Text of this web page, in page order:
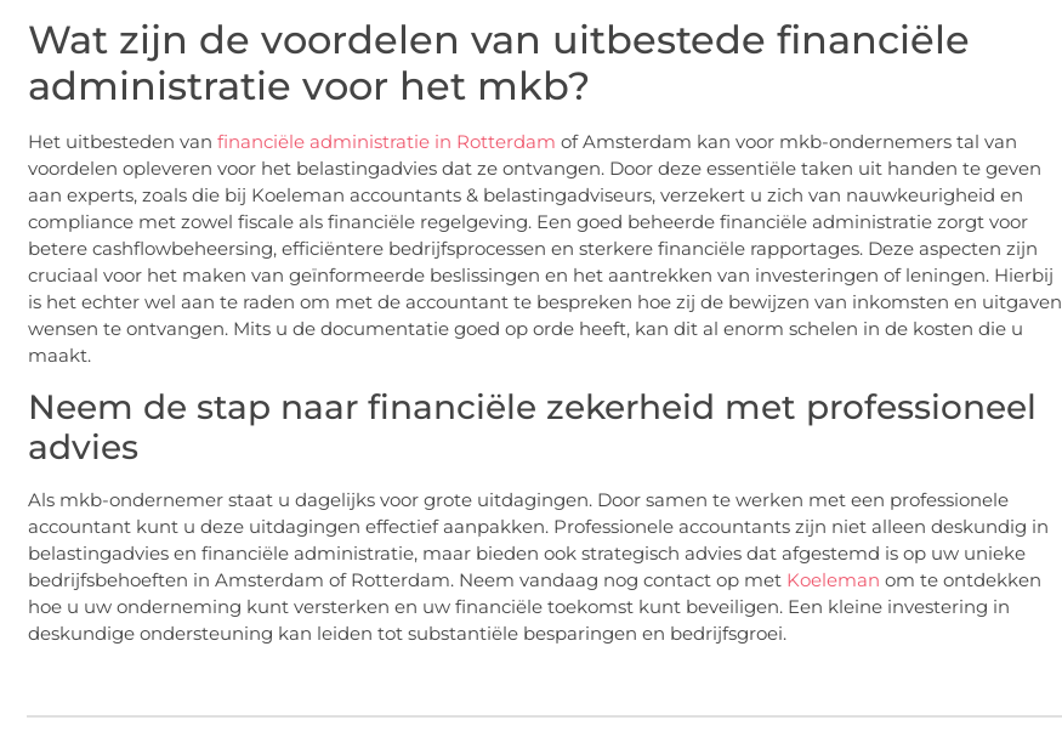
Wat zijn de voordelen van uitbestede financiële
administratie voor het mkb?
Het uitbesteden van financiële administratie in Rotterdam of Amsterdam kan voor mkb-ondernemers tal van
voordelen opleveren voor het belastingadvies dat ze ontvangen. Door deze essentiële taken uit handen te geven
aan experts, zoals die bij Koeleman accountants & belastingadviseurs, verzekert u zich van nauwkeurigheid en
compliance met zowel fiscale als financiële regelgeving. Een goed beheerde financiële administratie zorgt voor
betere cashflowbeheersing, efficiëntere bedrijfsprocessen en sterkere financiële rapportages. Deze aspecten zijn
cruciaal voor het maken van geïnformeerde beslissingen en het aantrekken van investeringen of leningen. Hierbij
is het echter wel aan te raden om met de accountant te bespreken hoe zij de bewijzen van inkomsten en uitgaven
wensen te ontvangen. Mits u de documentatie goed op orde heeft, kan dit al enorm schelen in de kosten die u
maakt.
Neem de stap naar financiële zekerheid met professioneel
advies
Als mkb-ondernemer staat u dagelijks voor grote uitdagingen. Door samen te werken met een professionele
accountant kunt u deze uitdagingen effectief aanpakken. Professionele accountants zijn niet alleen deskundig in
belastingadvies en financiële administratie, maar bieden ook strategisch advies dat afgestemd is op uw unieke
bedrijfsbehoeften in Amsterdam of Rotterdam. Neem vandaag nog contact op met Koeleman om te ontdekken
hoe u uw onderneming kunt versterken en uw financiële toekomst kunt beveiligen. Een kleine investering in
deskundige ondersteuning kan leiden tot substantiële besparingen en bedrijfsgroei.